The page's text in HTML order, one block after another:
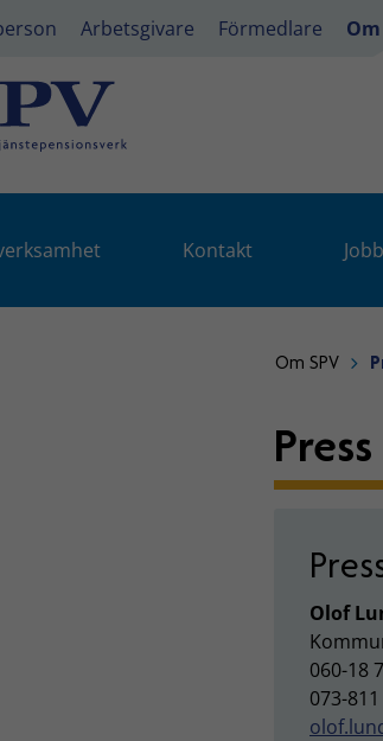
Arbetsgivare Förmedlare Om
Kontakt
Om SPV
Olof
060-18
073-